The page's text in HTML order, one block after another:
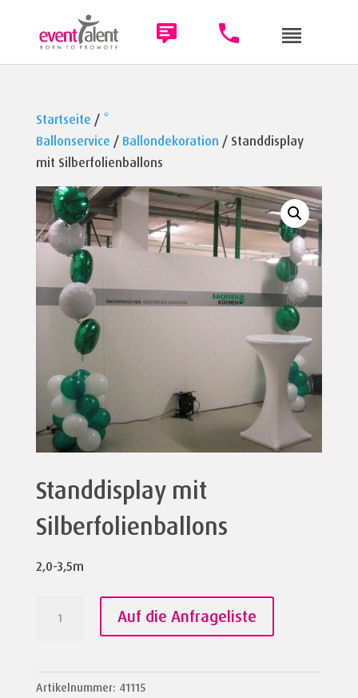
Startseite / *
Ballonservice / Ballondekoration / Standdisplay
mit Silberfolienballons
Standdisplay mit
Silberfolienballons
2,0-3,5m
Menge
Auf die Anfrageliste
Artikelnummer: 41115